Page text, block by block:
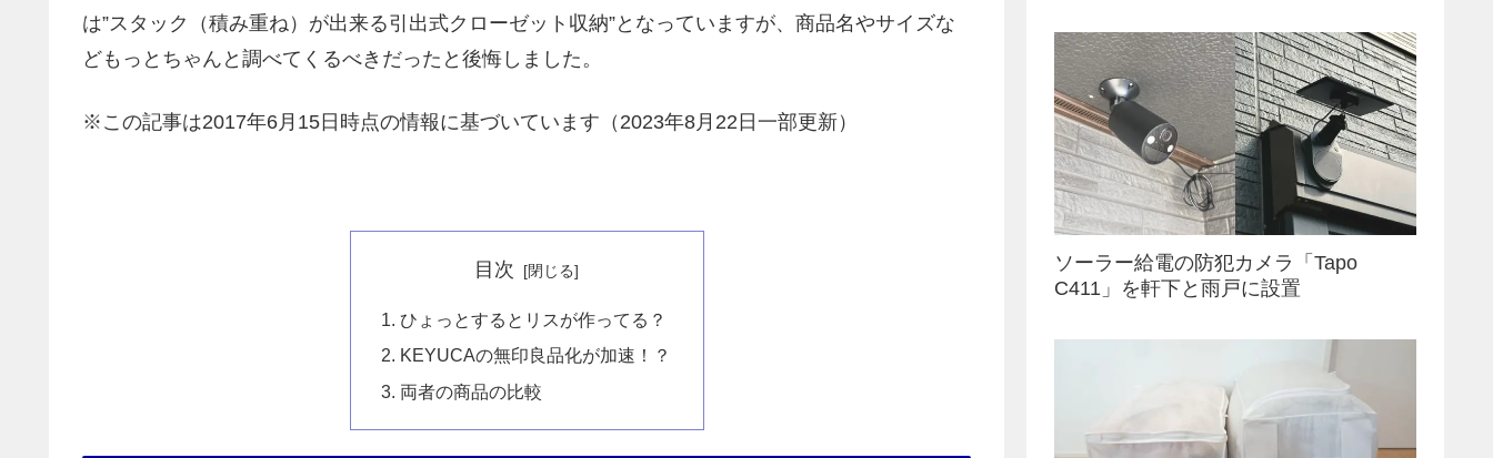
は”スタック（積み重ね）が出来る引出式クローゼット収納”となっていますが、商品名やサイズな
どもっとちゃんと調べてくるべきだったと後悔しました。
※この記事は2017年6月15日時点の情報に基づいています（2023年8月22日一部更新）
目次
ひょっとするとリスが作ってる？
KEYUCAの無印良品化が加速！？
両者の商品の比較
ソーラー給電の防犯カメラ「Tapo
C411」を軒下と雨戸に設置